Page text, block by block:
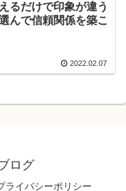
るだけで印象が違う
んで信頼関係を築こ
2022.02.07
ログ
ライバシーポリシー